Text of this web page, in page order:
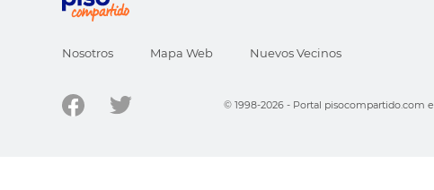
Nosotros Mapa Web Nuevos Vecinos
© 1998-2026 - Portal pisocompartido.com